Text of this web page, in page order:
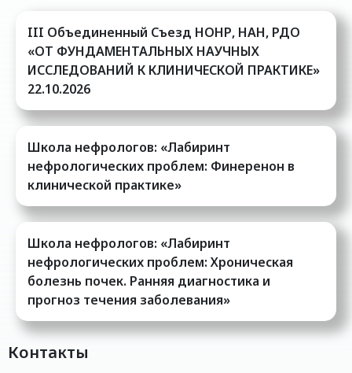
III Oбъединенный Cъезд НОНР, НАН, РДО
«ОТ ФУНДАМЕНТАЛЬНЫХ НАУЧНЫХ
ИССЛЕДОВАНИЙ К КЛИНИЧЕСКОЙ ПРАКТИКЕ»
22.10.2026
Школа нефрологов: «Лабиринт
нефрологических проблем: Финеренон в
клинической практике»
Школа нефрологов: «Лабиринт
нефрологических проблем: Хроническая
болезнь почек. Ранняя диагностика и
прогноз течения заболевания»
Контакты